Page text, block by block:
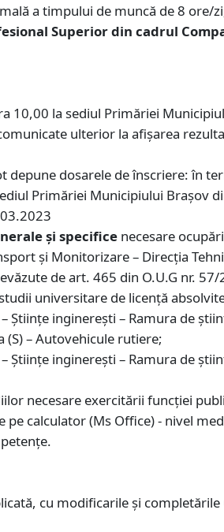
a timpului de muncă de 8 ore/
Superior din cadrul
10,00 la sediul Primăriei
ulterior la afişarea
depune dosarele de înscriere: în
Primăriei Municipiului Braşov
şi specifice necesare
și Monitorizare – Direcția
de art. 465 din O.U.G nr.
universitare de licenţă
Științe inginerești – Ramura de
(S) – Autovehicule rutiere;
Științe inginerești – Ramura de
necesare exercitării funcției
pe calculator (Ms Office) - nivel
cu modificarile și